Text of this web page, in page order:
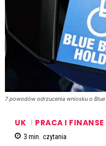
7 powodów odrzucenia wniosku o
UK PRACA I FINANSE
3 min. czytania